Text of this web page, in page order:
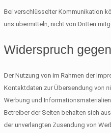
Bei verschlüsselter Kommunikation
uns übermitteln, nicht von Dritten
Widerspruch
Der Nutzung von im Rahmen der
Kontaktdaten zur Übersendung von
Werbung und
Betreiber der Seiten behalten sich
der unverlangten Zusendung von